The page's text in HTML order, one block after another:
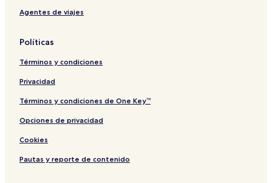
Agentes de viajes
Políticas
Términos y condiciones
Privacidad
Términos y condiciones de One Key™
Opciones de privacidad
Cookies
Pautas y reporte de contenido